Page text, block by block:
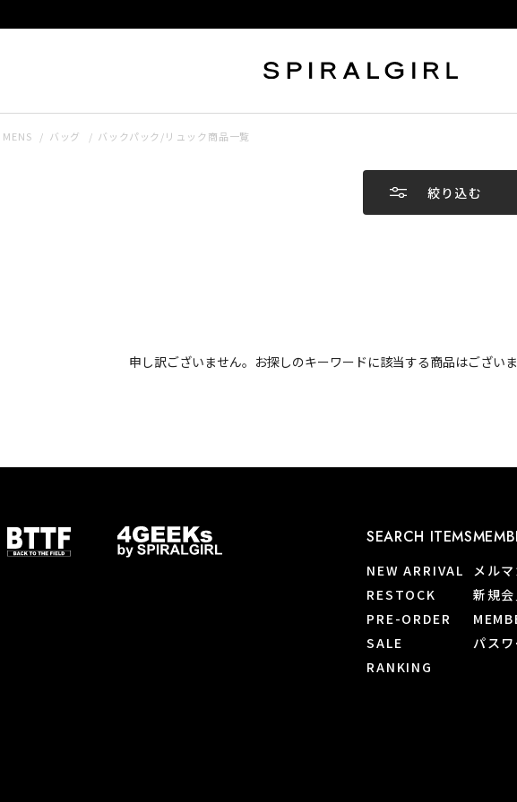
MENS バッグ バックパック/リュック商品一覧
絞り込む
申し訳ございません。お探しのキーワードに該当する商品はございま
SEARCH ITEMS
NEW ARRIVAL
RESTOCK
PRE-ORDER
SALE
RANKING
メル
新規
パス